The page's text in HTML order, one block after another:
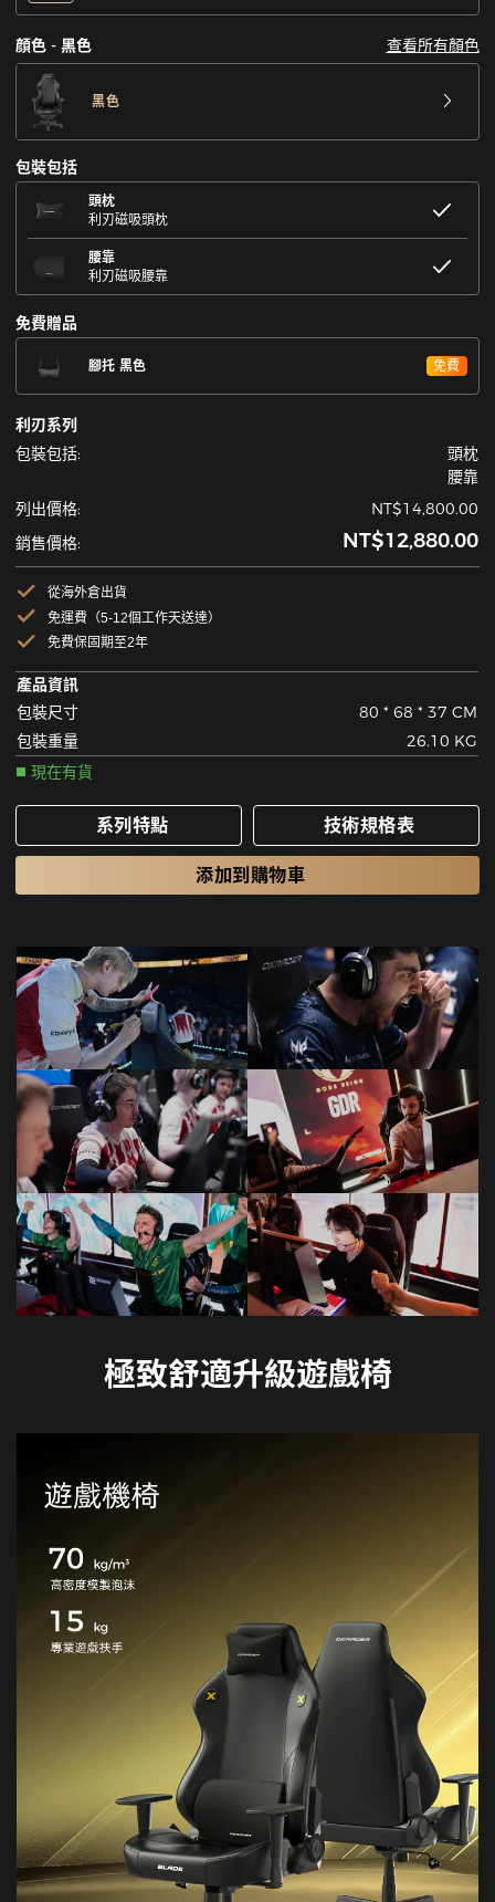
顔色 - 黑色 查看所有顏色
黑色
包裝包括
頭枕
利刃磁吸頭枕
腰靠
利刃磁吸腰靠
免費贈品
腳托 黑色 免費
利刃系列
包裝包括:
頭枕
腰靠
列出價格:
NT$14,800.00
銷售價格:
NT$12,880.00
從海外倉出貨
免運費（5-12個工作天送達）
免費保固期至2年
產品資訊
包裝尺寸
80 * 68 * 37 CM
包裝重量
26.10 KG
現在有貨
系列特點 技術規格表
添加到購物車
極致舒適升級遊戲椅